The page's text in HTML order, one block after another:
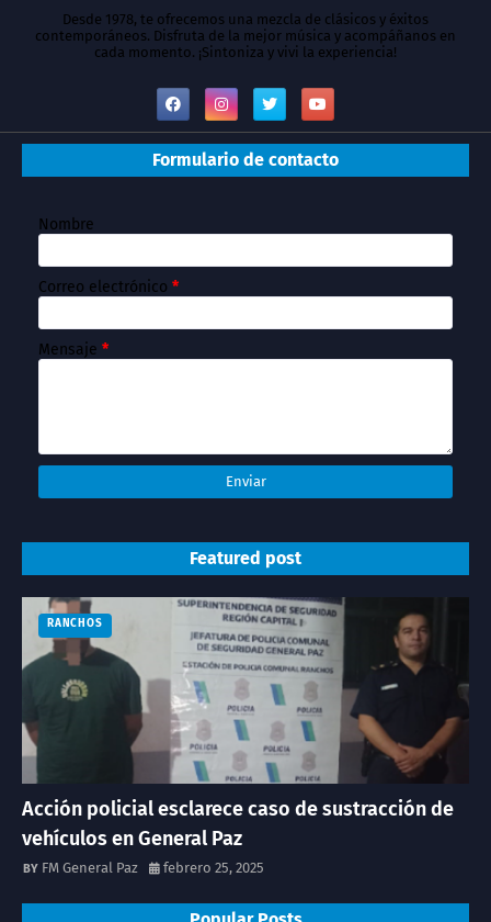
Desde 1978, te ofrecemos una mezcla de clásicos y éxitos
contemporáneos. Disfruta de la mejor música y acompáñanos en
cada momento. ¡Sintoniza y vivi la experiencia!
Formulario de contacto
Nombre
Correo electrónico *
Mensaje *
Featured post
RANCHOS
Acción policial esclarece caso de sustracción de
vehículos en General Paz
FM General Paz febrero 25, 2025